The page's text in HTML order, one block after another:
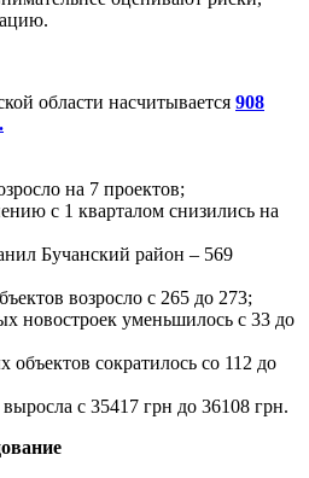
области насчитывается 908
на 7 проектов;
с 1 кварталом снизились на
Бучанский район – 569
возросло с 265 до 273;
новостроек уменьшилось с 33 до
объектов сократилось со 112 до
с 35417 грн до 36108 грн.